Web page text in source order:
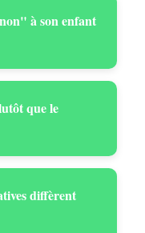
à son enfant
que le
diffèrent